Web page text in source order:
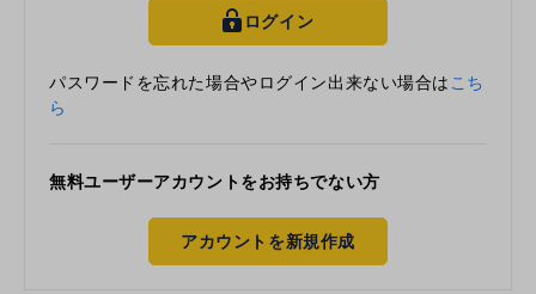
key ログイン
パスワードを忘れた場合やログイン出来ない場合は こち
ら
無料ユーザーアカウントをお持ちでない方
アカウントを新規作成